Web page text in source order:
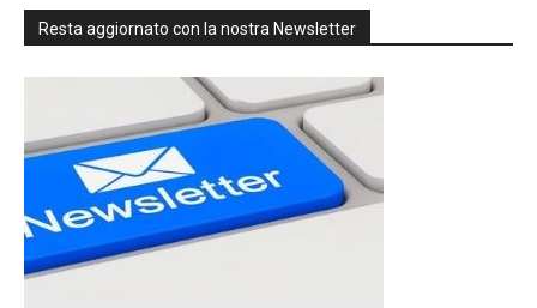
Resta aggiornato con la nostra Newsletter